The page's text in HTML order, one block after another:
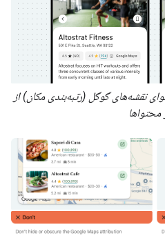
نقشه‌های گوگل (رتبه‌بندی مکان) از
محتواها